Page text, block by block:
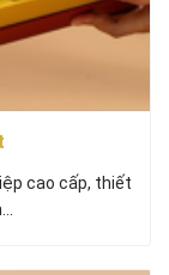
cao cấp, thiết